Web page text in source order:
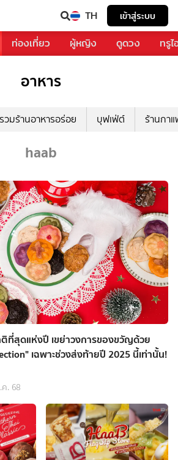
TH เข้าสู่ระบบ
ท่องเที่ยว ผู้หญิง ดูดวง ทรู
อาหาร
รวมร้านอาหารอร่อย บุฟเฟ่ต์ ร้านกา
haab
ที่สุดแห่งปี เขย่าวงการของขวัญด้วย
เฉพาะช่วงส่งท้ายปี 2025 นี้เท่านั้น!
. 68